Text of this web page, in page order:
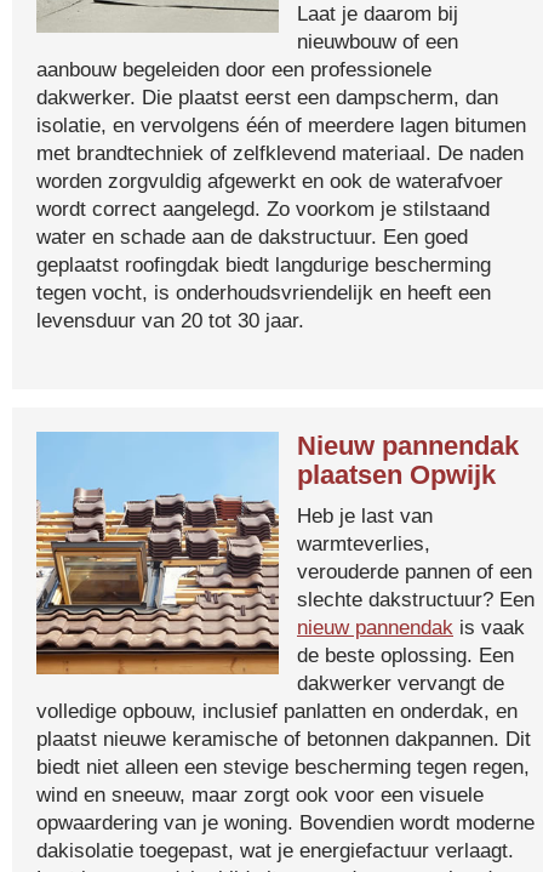
Laat je daarom bij
nieuwbouw of een
aanbouw begeleiden door een professionele
dakwerker. Die plaatst eerst een dampscherm, dan
isolatie, en vervolgens één of meerdere lagen bitumen
met brandtechniek of zelfklevend materiaal. De naden
worden zorgvuldig afgewerkt en ook de waterafvoer
wordt correct aangelegd. Zo voorkom je stilstaand
water en schade aan de dakstructuur. Een goed
geplaatst roofingdak biedt langdurige bescherming
tegen vocht, is onderhoudsvriendelijk en heeft een
levensduur van 20 tot 30 jaar.
Nieuw pannendak
plaatsen Opwijk
Heb je last van
warmteverlies,
verouderde pannen of een
slechte dakstructuur? Een
nieuw pannendak is vaak
de beste oplossing. Een
dakwerker vervangt de
volledige opbouw, inclusief panlatten en onderdak, en
plaatst nieuwe keramische of betonnen dakpannen. Dit
biedt niet alleen een stevige bescherming tegen regen,
wind en sneeuw, maar zorgt ook voor een visuele
opwaardering van je woning. Bovendien wordt moderne
dakisolatie toegepast, wat je energiefactuur verlaagt.